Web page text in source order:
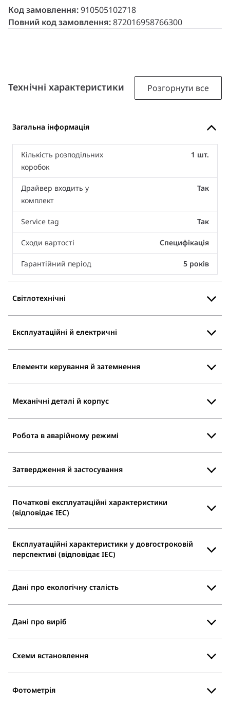
Код замовлення:910505102718
Повний код замовлення:872016958766300
Технічні характеристики Розгорнути все
Загальна інформація
Кількість розподільних
коробок
1 шт.
Драйвер входить у
комплект
Так
Service tag Так
Сходи вартості Специфікація
Гарантійний період 5 років
Світлотехнічні
Експлуатаційні й електричні
Елементи керування й затемнення
Механічні деталі й корпус
Робота в аварійному режимі
Затвердження й застосування
Початкові експлуатаційні характеристики
(відповідає IEC)
Експлуатаційні характеристики у довгостроковій
перспективі (відповідає IEC)
Дані про екологічну сталість
Дані про виріб
Схеми встановлення
Фотометрія